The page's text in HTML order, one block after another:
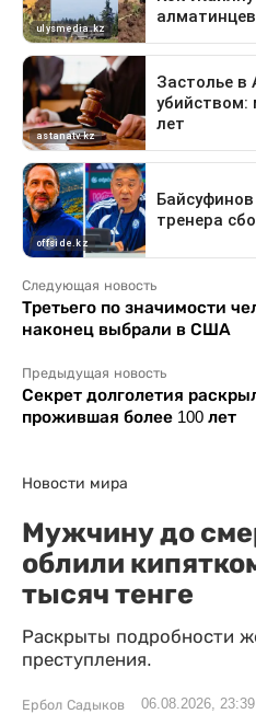
Следующая новость
Третьего по значимости
наконец выбрали в США
Предыдущая новость
Секрет долголетия
прожившая более 100 лет
Новости мира
Мужчину до
облили
тысяч тенге
Раскрыты подробности
преступления.
Ербол Садыков 06.08.2026, 23:39